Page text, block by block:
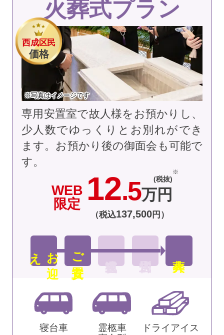
西成区民
価格
※写真はイメージです
火葬式プラン
WEB
限定 12.5万円
(税抜)
（税込137,500円）
お
迎
え ご安置
専用安置室で故人様をお預かりし、
少人数でゆっくりとお別れができ
ます。お預かり後の御面会も可能で
す。
寝台車
霊柩車
ドライアイス